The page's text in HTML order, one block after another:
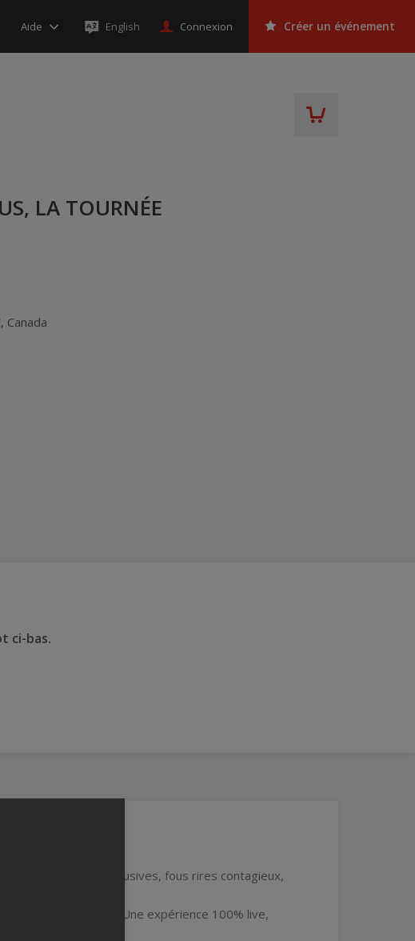
Aide English Connexion Créer un événement
LA TOURNÉE
, Canada
ci-bas.
préférées !
mêlent histoires exclusives, fous rires contagieux,
là…reste entre nous. Une expérience 100% live,